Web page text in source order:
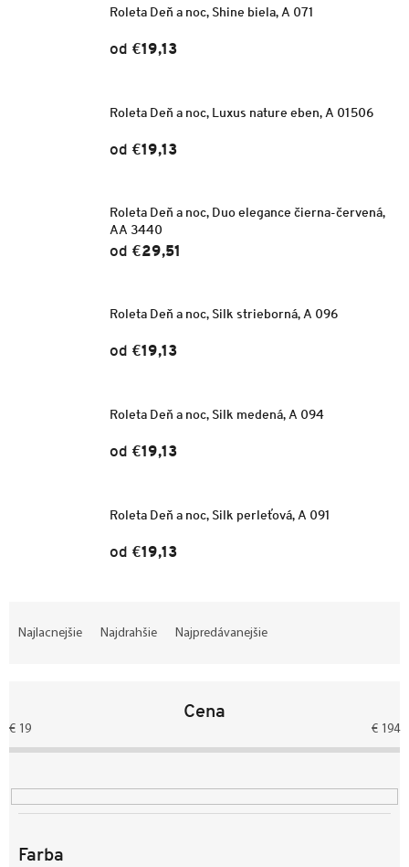
Roleta Deň a noc, Shine biela, A 071
od €19,13
Roleta Deň a noc, Luxus nature eben, A 01506
od €19,13
Roleta Deň a noc, Duo elegance čierna-červená,
AA 3440
od €29,51
Roleta Deň a noc, Silk strieborná, A 096
od €19,13
Roleta Deň a noc, Silk medená, A 094
od €19,13
Roleta Deň a noc, Silk perleťová, A 091
od €19,13
e
p
o
d
Najlacnejšie Najdrahšie Najpredávanejšie
Cena
€ 19 € 194
Farba